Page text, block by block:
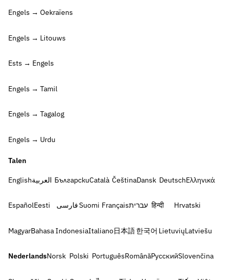
Engels → Oekraïens
Engels → Litouws
Ests → Engels
Engels → Tamil
Engels → Tagalog
Engels → Urdu
Talen
Englishالعربية БългарскиCatalà ČeštinaDansk DeutschΕλληνικά
EspañolEesti فارسیSuomi Françaisעברית हिन्दी Hrvatski
MagyarBahasa IndonesiaItaliano日本語한국어 LietuviųLatviešu
NederlandsNorsk Polski PortuguêsRomânăРусскийSlovenčina